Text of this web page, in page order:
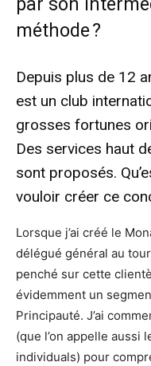
par son
méthode ?
Depuis plus de 12
est un club
grosses fortunes
Des services haut
sont proposés.
vouloir créer ce
Lorsque j’ai créé le
délégué général au
penché sur cette
évidemment un
Principauté. J’ai
(que l’on appelle
individuals) pour